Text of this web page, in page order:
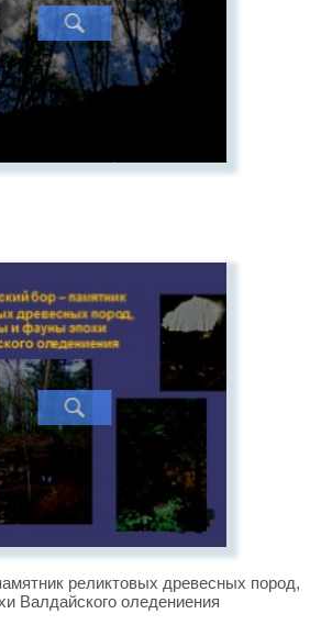
реликтовых древесных пород,
Валдайского оледениения